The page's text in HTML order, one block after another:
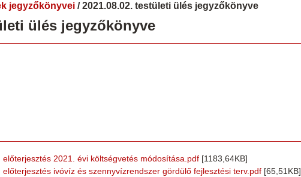
jegyzőkönyvei / 2021.08.02. testületi ülés jegyzőkönyve
ülés jegyzőkönyve
2021. évi költségvetés módosítása.pdf [1183,64KB]
ivóvíz és szennyvízrendszer gördülő fejlesztési terv.pdf [65,51KB]